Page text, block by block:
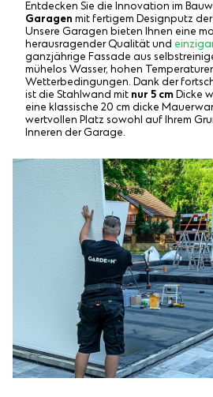
Entdecken Sie die Innovation im
Garagen mit fertigem Designputz der
Unsere Garagen bieten Ihnen eine
herausragender Qualität und
ganzjährige Fassade aus
mühelos Wasser, hohen
Wetterbedingungen. Dank der
ist die Stahlwand mit nur 5 cmDicke
eine klassische 20 cm dicke
wertvollen Platz sowohl auf Ihrem
Inneren der Garage.